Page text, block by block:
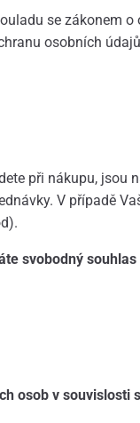
se zákonem
osobních
při nákupu, jsou
V případě
svobodný
osob v souvislosti